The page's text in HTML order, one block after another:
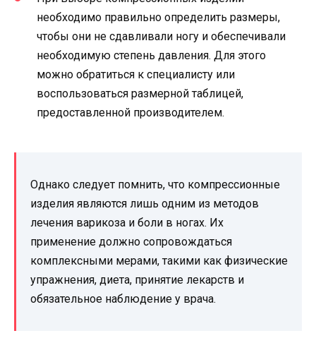
необходимо правильно определить размеры,
чтобы они не сдавливали ногу и обеспечивали
необходимую степень давления. Для этого
можно обратиться к специалисту или
воспользоваться размерной таблицей,
предоставленной производителем.
Однако следует помнить, что компрессионные
изделия являются лишь одним из методов
лечения варикоза и боли в ногах. Их
применение должно сопровождаться
комплексными мерами, такими как физические
упражнения, диета, принятие лекарств и
обязательное наблюдение у врача.